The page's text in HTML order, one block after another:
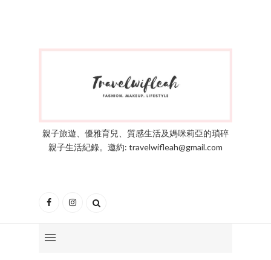
親子旅遊、優雅育兒、質感生活及媽咪莉亞的瑣碎
親子生活紀錄。邀約: travelwifleah@gmail.com